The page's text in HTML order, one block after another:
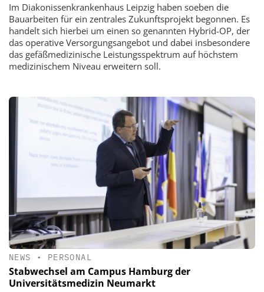
Im Diakonissenkrankenhaus Leipzig haben soeben die
Bauarbeiten für ein zentrales Zukunftsprojekt begonnen. Es
handelt sich hierbei um einen so genannten Hybrid-OP, der
das operative Versorgungsangebot und dabei insbesondere
das gefäßmedizinische Leistungsspektrum auf höchstem
medizinischem Niveau erweitern soll.
NEWS • PERSONAL
Stabwechsel am Campus Hamburg der
Universitätsmedizin Neumarkt